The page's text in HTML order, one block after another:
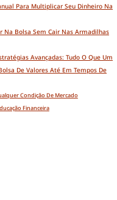
Para Multiplicar Seu Dinheiro Na
Na Bolsa Sem Cair Nas Armadilhas
Avançadas: Tudo O Que Um
De Valores Até Em Tempos De
Condição De Mercado
Financeira